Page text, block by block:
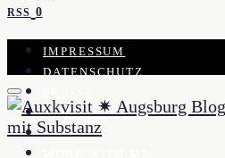
RSS 0
IMPRESSUM
DATENSCHUTZ
KOOPERATION
KONTAKT